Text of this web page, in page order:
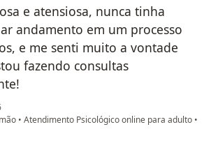
e atensiosa, nunca tinha
andamento em um processo
e me senti muito a vontade
fazendo consultas
• Atendimento Psicológico online para adulto •
João Lucas